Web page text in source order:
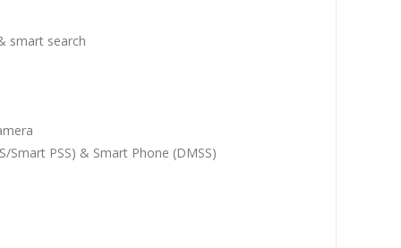
smart search
Smart PSS) & Smart Phone (DMSS)